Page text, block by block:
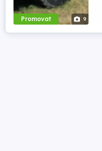
Promovat 9